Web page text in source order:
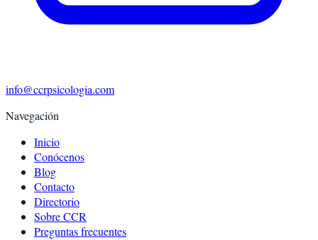
info@ccrpsicologia.com
Navegación
Inicio
Conócenos
Blog
Contacto
Directorio
Sobre CCR
Preguntas frecuentes